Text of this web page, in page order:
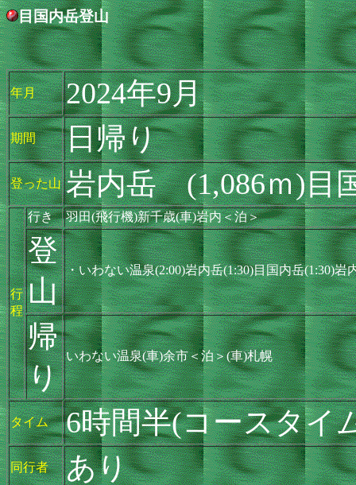
目国内岳登山
年月 2024年9月
期間 日帰り
登った山 岩内岳 (1,086ｍ)目
行
程
行き 羽田(飛行機)新千歳(車)岩内＜泊＞
登
山
・いわない温泉(2:00)岩内岳(1:30)目国内岳(1:30)岩
帰
り
いわない温泉(車)余市＜泊＞(車)札幌
タイム 6時間半(コースタイ
同行者 あり